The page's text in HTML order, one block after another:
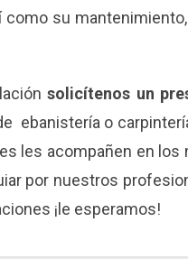
como su
solicítenos un
ebanistería o
les acompañen en
por nuestros
¡le esperamos!